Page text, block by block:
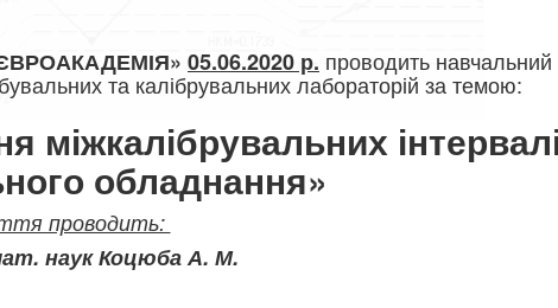
05.06.2020 р. проводить навчальний
та калібрувальних лабораторій за темою:​
міжкалібрувальних
обладнання»
проводить:
наук Коцюба А. М.